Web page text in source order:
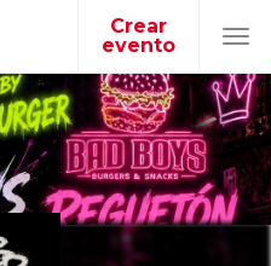
Crear
evento